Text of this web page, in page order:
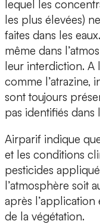
lequel les
les plus élevées)
faites dans les
même dans
leur interdiction. A
comme l’atrazine,
sont toujours
pas identifiés dans
Airparif indique
et les conditions
pesticides
l’atmosphère soit
après
de la végétation.